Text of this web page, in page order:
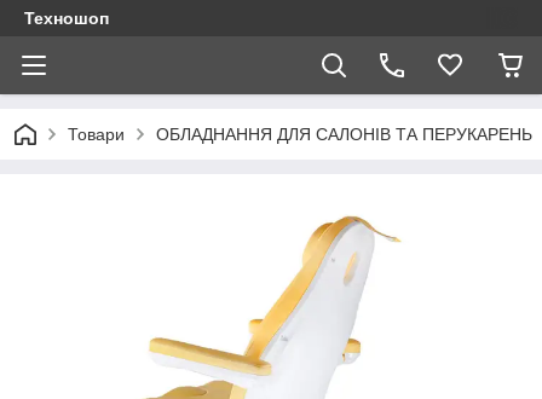
Техношоп
Товари ОБЛАДНАННЯ ДЛЯ САЛОНІВ ТА ПЕРУКАРЕНЬ